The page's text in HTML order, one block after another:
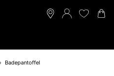
Badepantoffel